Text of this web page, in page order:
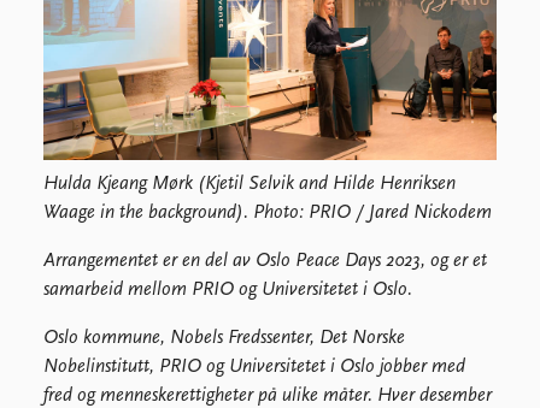
Hulda Kjeang Mørk (Kjetil Selvik and Hilde Henriksen
Waage in the background). Photo: PRIO / Jared Nickodem
Arrangementet er en del av Oslo Peace Days 2023, og er et
samarbeid mellom PRIO og Universitetet i Oslo.
Oslo kommune, Nobels Fredssenter, Det Norske
Nobelinstitutt, PRIO og Universitetet i Oslo jobber med
fred og menneskerettigheter på ulike måter. Hver desember